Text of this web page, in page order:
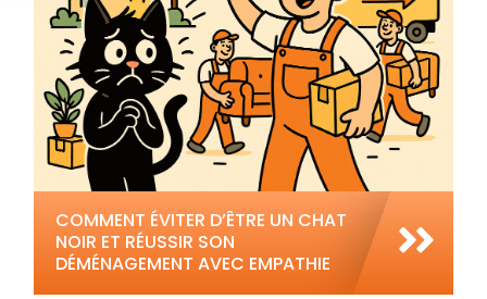
COMMENT ÉVITER D’ÊTRE UN CHAT
NOIR ET RÉUSSIR SON
DÉMÉNAGEMENT AVEC EMPATHIE